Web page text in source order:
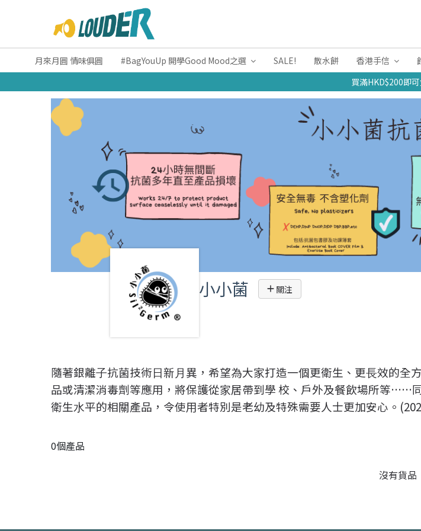
月來月圓 情味俱圓 #BagYouUp 開學Good Mood之選 SALE! 散水餅 香港手信
買滿HKD$200即
小小菌 關注
隨著銀離⼦抗菌技術⽇新⽉異，希望為⼤家打造⼀個更衛⽣、更⻑效的全
品或清潔消毒劑等應⽤，將保護從家居帶到學 校、戶外及餐飲場所等……
衛⽣⽔平的相關產品，令使用者特別是老幼及特殊需要人士更加安⼼。
0個產品
沒有貨品